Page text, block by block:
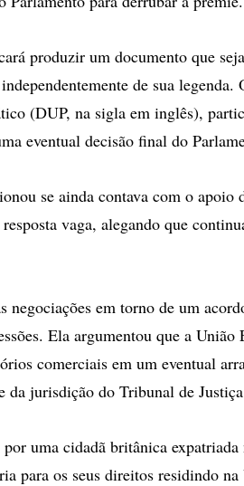
produzir um documento que
de sua legenda.
(DUP, na sigla em inglês),
eventual decisão final do
se ainda contava com o apoio
vaga, alegando que
negociações em torno de um
Ela argumentou que a União
comerciais em um eventual
da jurisdição do Tribunal de
uma cidadã britânica expatriada
para os seus direitos residindo